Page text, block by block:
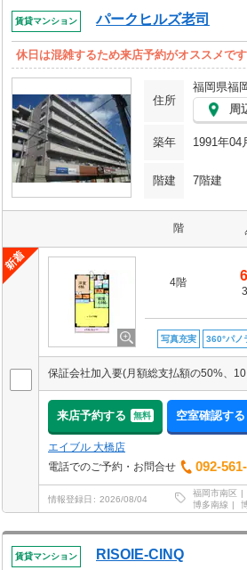
賃貸マンション パークヒルズ老司
休日は混雑するため来店予約がオススメです
住所
福岡県福
周
築年 1991年04
階建 7階建
階
4階
写真充実 360°パノ
保証会社加入要(月額総支払額の50%、
来店予約する 無料 空室確認する
エイブル 大橋店
電話でのご予約・お問合せ
092-
情報登録日 2026/08/04
福岡市南区
博多南線
賃貸マンション RISOIE-CINQ